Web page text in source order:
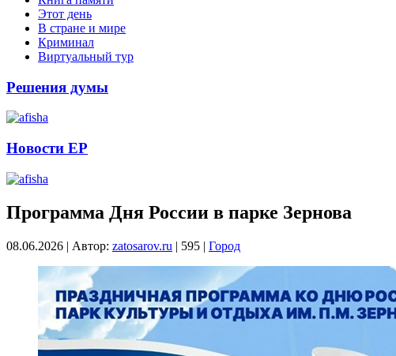
Этот день
В стране и мире
Криминал
Виртуальный тур
Решения думы
Новости ЕР
Программа Дня России в парке Зернова
08.06.2026 | Автор: zatosarov.ru | 595 | Город